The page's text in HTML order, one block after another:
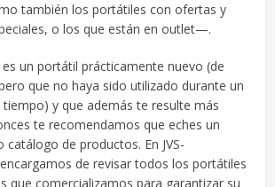
también los portátiles con ofertas y
o los que están en outlet—.
un portátil prácticamente nuevo (de
que no haya sido utilizado durante un
y que además te resulte más
te recomendamos que eches un
de productos. En JVS-
de revisar todos los portátiles
que comercializamos para garantizar su